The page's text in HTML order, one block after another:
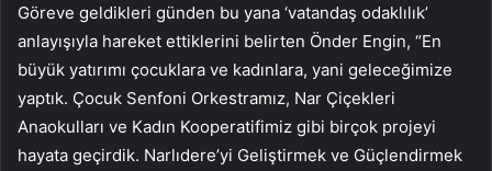
Göreve geldikleri günden bu yana ‘vatandaş odaklılık’
anlayışıyla hareket ettiklerini belirten Önder Engin, “En
büyük yatırımı çocuklara ve kadınlara, yani geleceğimize
yaptık. Çocuk Senfoni Orkestramız, Nar Çiçekleri
Anaokulları ve Kadın Kooperatifimiz gibi birçok projeyi
hayata geçirdik. Narlıdere’yi Geliştirmek ve Güçlendirmek